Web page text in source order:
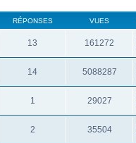
RÉPONSES VUES
13 161272
14 5088287
1 29027
2 35504